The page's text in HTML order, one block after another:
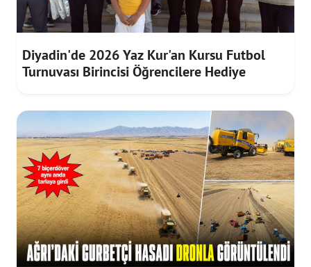
Diyadin'de 2026 Yaz Kur'an Kursu Futbol
Turnuvası Birincisi Öğrencilere Hediye